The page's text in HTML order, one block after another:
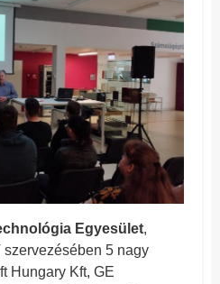
Egyesület,
5 nagy
Hungary Kft, GE